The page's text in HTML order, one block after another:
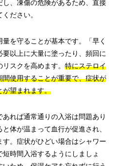
、凍傷の危険があるため、直接
ださい。
を守ることが基本です。「早く
以上に大量に塗ったり、頻回に
スクを高めます。 特にステロイ
使用することが重要で、症状が
が望まれます。
れば通常通りの入浴は問題あり
体が温まって血行が促進され、
。症状がひどい場合はシャワー
時間入浴するようにしましょ